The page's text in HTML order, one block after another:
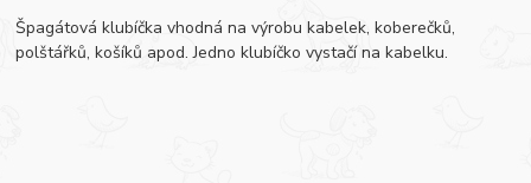
Špagátová klubíčka vhodná na výrobu kabelek, koberečků,
polštářků, košíků apod. Jedno klubíčko vystačí na kabelku.